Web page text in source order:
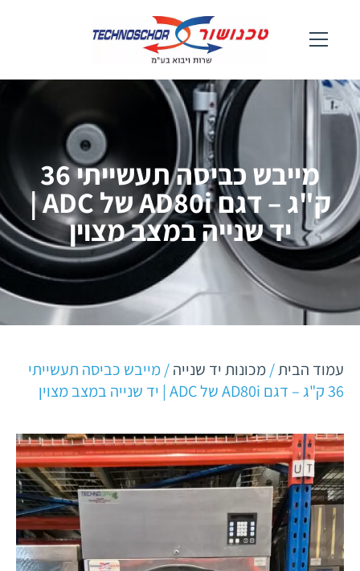
מייבש כביסה תעשייתי 36
ק"ג – דגם AD80i של ADC |
יד שנייה במצב מצוין
עמוד הבית/מכונות יד שנייה/ מייבש כביסה תעשייתי
36 ק"ג – דגם AD80i של ADC | יד שנייה במצב מצוין